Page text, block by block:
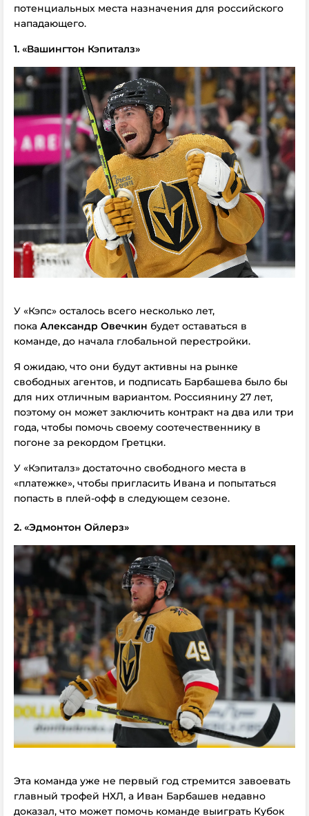
потенциальных места назначения для российского
нападающего.
1. «Вашингтон Кэпиталз»
У «Кэпс» осталось всего несколько лет,
пока Александр Овечкин будет оставаться в
команде, до начала глобальной перестройки.
Я ожидаю, что они будут активны на рынке
свободных агентов, и подписать Барбашева было бы
для них отличным вариантом. Россиянину 27 лет,
поэтому он может заключить контракт на два или три
года, чтобы помочь своему соотечественнику в
погоне за рекордом Гретцки.
У «Кэпиталз» достаточно свободного места в
«платежке», чтобы пригласить Ивана и попытаться
попасть в плей-офф в следующем сезоне.
2. «Эдмонтон Ойлерз»
Эта команда уже не первый год стремится завоевать
главный трофей НХЛ, а Иван Барбашев недавно
доказал, что может помочь команде выиграть Кубок